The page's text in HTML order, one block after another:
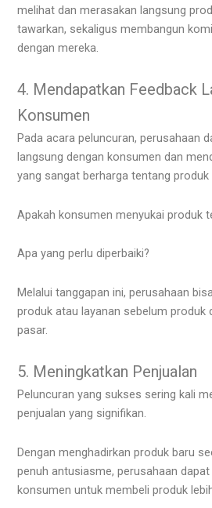
melihat dan merasakan langsung
tawarkan, sekaligus membangun
dengan mereka.
4. Mendapatkan Feedback
Konsumen
Pada acara peluncuran, perusahaan
langsung dengan konsumen dan
yang sangat berharga tentang
Apakah konsumen menyukai produk
Apa yang perlu diperbaiki?
Melalui tanggapan ini, perusahaan
produk atau layanan sebelum produk
pasar.
5. Meningkatkan Penjualan
Peluncuran yang sukses sering kali
penjualan yang signifikan.
Dengan menghadirkan produk baru
penuh antusiasme, perusahaan
konsumen untuk membeli produk